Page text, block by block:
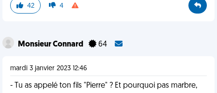
42 4
Monsieur Connard 64
mardi 3 janvier 2023 12:46
- Tu as appelé ton fils "Pierre" ? Et pourquoi pas marbre,